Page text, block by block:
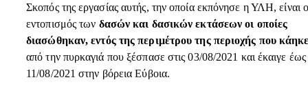
Σκοπός της εργασίας αυτής, την οποία εκπόνησε η ΥΛΗ, είναι
εντοπισμός των δασών και δασικών εκτάσεων οι οποίες
διασώθηκαν, εντός της περιμέτρου της περιοχής που
από την πυρκαγιά που ξέσπασε στις 03/08/2021 και έκαιγε έως
11/08/2021 στην βόρεια Εύβοια.